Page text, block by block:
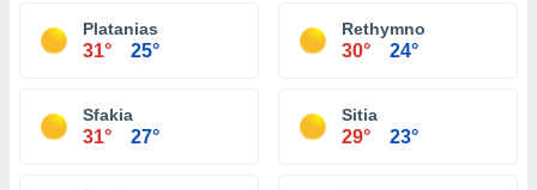
Platanias
31° 25°
Rethymno
30° 24°
Sfakia
31° 27°
Sitia
29° 23°